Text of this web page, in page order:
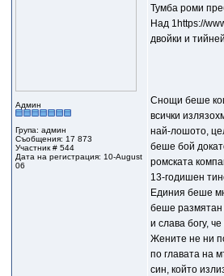
Админ
Група: админ
Съобщения: 17 873
Участник # 544
Дата на регистрация: 10-August
06
Тумба роми
Над 1https://
двойки и
Снощи беше
всички
най-лошото,
беше бой
ромската
13-годишен
Единия беше
беше размятан
и слава богу,
Жените не ни
по главата на
син, който